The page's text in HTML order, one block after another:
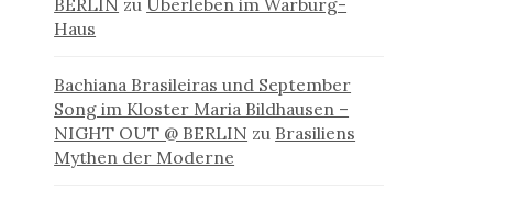
BERLIN zu Überleben im Warburg-
Haus
Bachiana Brasileiras und September
Song im Kloster Maria Bildhausen –
NIGHT OUT @ BERLIN zu Brasiliens
Mythen der Moderne